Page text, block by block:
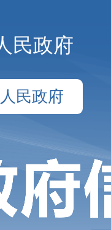
民政府
民政府